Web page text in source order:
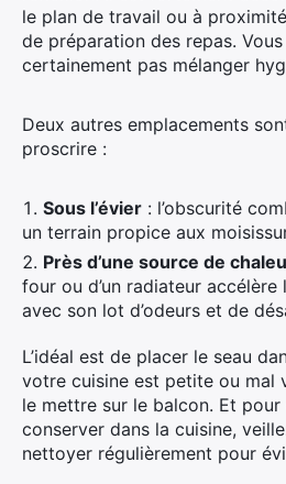
le plan de travail ou à
de préparation des repas.
certainement pas mélanger
Deux autres emplacements
proscrire :
Sous l’évier : l’obscurité
un terrain propice aux
Près d’une source de
four ou d’un radiateur
avec son lot d’odeurs et de
L’idéal est de placer le seau
votre cuisine est petite ou mal
le mettre sur le balcon. Et
conserver dans la cuisine,
nettoyer régulièrement pour